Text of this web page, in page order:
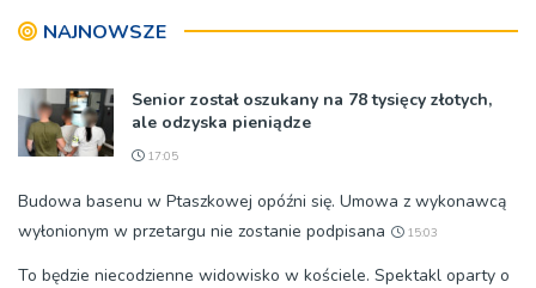
NAJNOWSZE
Senior został oszukany na 78 tysięcy złotych,
ale odzyska pieniądze
17:05
Budowa basenu w Ptaszkowej opóźni się. Umowa z wykonawcą
wyłonionym w przetargu nie zostanie podpisana
15:03
To będzie niecodzienne widowisko w kościele. Spektakl oparty o